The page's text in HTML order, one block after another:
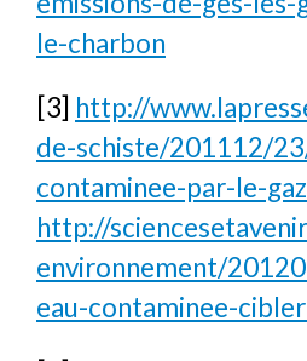
le-charbon
[3] http://
de-schiste/201112/
contaminee-par-le-
http://
environnement/
eau-contaminee-